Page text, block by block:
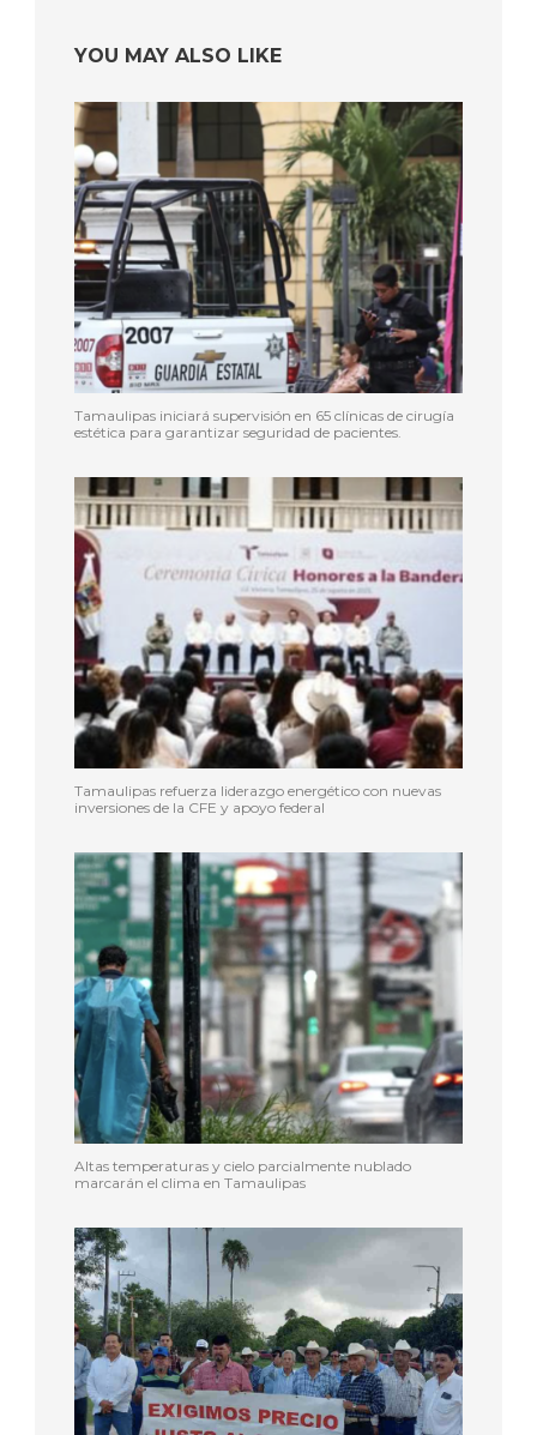
YOU MAY ALSO LIKE
Tamaulipas iniciará supervisión en 65 clínicas de cirugía
estética para garantizar seguridad de pacientes.
Tamaulipas refuerza liderazgo energético con nuevas
inversiones de la CFE y apoyo federal
Altas temperaturas y cielo parcialmente nublado
marcarán el clima en Tamaulipas